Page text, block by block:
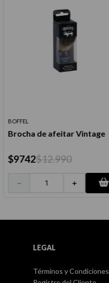
BOFFEL
Brocha de afeitar Vintage
$9742$12.990
＋
－
LEGAL
Términos y Condiciones